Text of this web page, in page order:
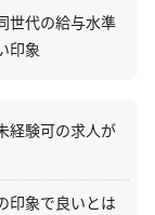
世代の給与水準
印象
経験可の求人が
印象で良いとは